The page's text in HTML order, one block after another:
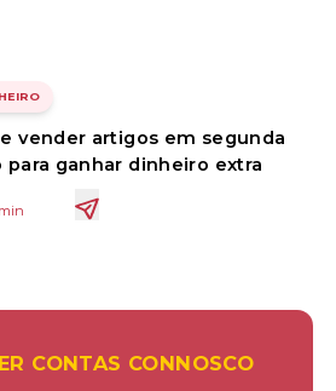
vender artigos em segunda
para ganhar dinheiro extra
min
CONTAS CONNOSCO